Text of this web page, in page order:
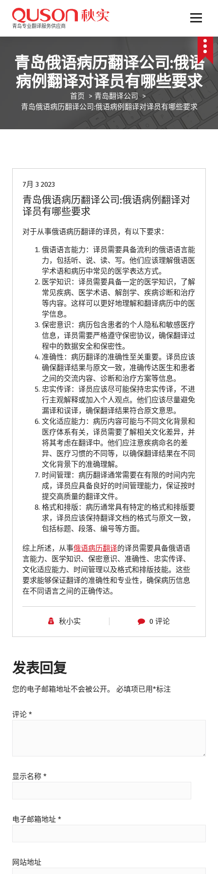
文
青岛专业翻译服务供应商
青岛俄语病历翻译公司:俄语
病例翻译对译员有哪些要求
首页 > 青岛翻译公司>
青岛俄语病历翻译公司:俄语病例翻译对译员有哪些要求
7月 3 2023
青岛俄语病历翻译公司:俄语病例翻译对
译员有哪些要求
对于从事俄语病历翻译的译员，有以下要求：
俄语语言能力：译员需要具备流利的俄语语言能
力，包括听、说、读、写。他们应该理解俄语医
学术语和病历中常见的医学表达方式。
医学知识：译员需要具备一定的医学知识，了解
常见疾病、医学术语、解剖学、疾病诊断和治疗
等内容。这样可以更好地理解和翻译病历中的医
学信息。
保密意识：病历包含患者的个人隐私和敏感医疗
信息，译员需要严格遵守保密协议，确保翻译过
程中的数据安全和保密性。
准确性：病历翻译的准确性至关重要。译员应该
确保翻译结果与原文一致，准确传达医生和患者
之间的交流内容、诊断和治疗方案等信息。
忠实传译：译员应该尽可能保持忠实传译，不进
行主观解释或加入个人观点。他们应该尽量避免
漏译和误译，确保翻译结果符合原文意思。
文化适应能力：病历内容可能与不同文化背景和
医疗体系有关，译员需要了解相关文化差异，并
将其考虑在翻译中。他们应注意疾病命名的差
异、医疗习惯的不同等，以确保翻译结果在不同
文化背景下的准确理解。
时间管理：病历翻译通常需要在有限的时间内完
成，译员应具备良好的时间管理能力，保证按时
提交高质量的翻译文件。
格式和排版：病历通常具有特定的格式和排版要
求，译员应该保持翻译文档的格式与原文一致，
包括标题、段落、编号等方面。
综上所述，从事俄语病历翻译的译员需要具备俄语语
言能力、医学知识、保密意识、准确性、忠实传译、
文化适应能力、时间管理以及格式和排版技能。这些
要求能够保证翻译的准确性和专业性，确保病历信息
在不同语言之间的正确传达。
秋小实 0 评论
发表回复
您的电子邮箱地址不会被公开。 必填项已用*标注
评论 *
显示名称 *
电子邮箱地址 *
网站地址